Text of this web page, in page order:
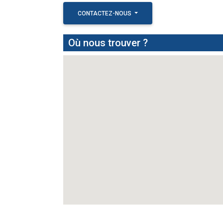
CONTACTEZ-NOUS
Où nous trouver ?